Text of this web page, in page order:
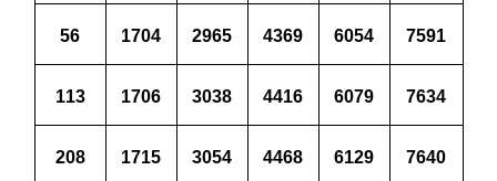
7591
6054
4369
2965
1704
56
7634
6079
4416
3038
1706
113
7640
6129
4468
3054
1715
208